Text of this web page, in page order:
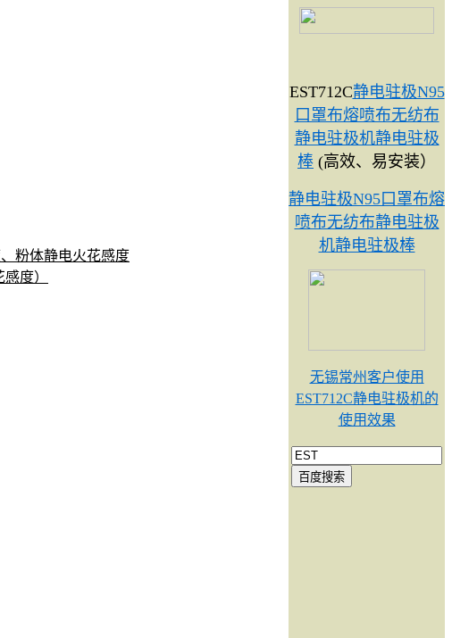
粉体静电火花感度
度）
EST712C静电驻极N95
口罩布熔喷布无纺布
静电驻极机静电驻极
棒 (高效、易安装）
静电驻极N95口罩布熔
喷布无纺布静电驻极
机静电驻极棒
无锡常州客户使用
EST712C静电驻极机的
使用效果